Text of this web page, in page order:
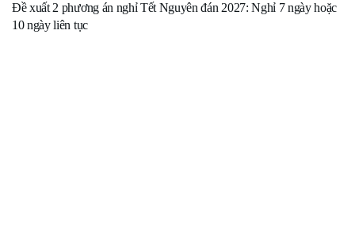
Đề xuất 2 phương án nghỉ Tết Nguyên đán 2027: Nghỉ 7 ngày hoặc
10 ngày liên tục